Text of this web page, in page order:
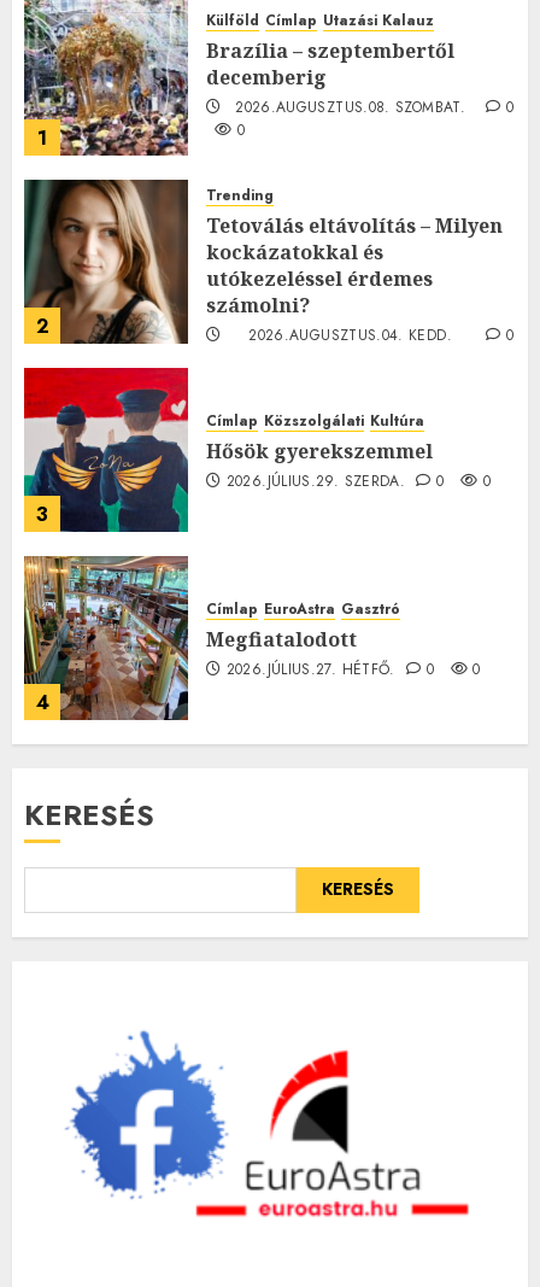
1
Külföld Címlap Utazási Kalauz
Brazília – szeptembertől
decemberig
2026.AUGUSZTUS.08. SZOMBAT.
0
0
2
Trending
Tetoválás eltávolítás – Milyen
kockázatokkal és
utókezeléssel érdemes
számolni?
2026.AUGUSZTUS.04. KEDD.
0
3
Címlap Közszolgálati Kultúra
Hősök gyerekszemmel
2026.JÚLIUS.29. SZERDA. 0 0
4
Címlap EuroAstra Gasztró
Megfiatalodott
2026.JÚLIUS.27. HÉTFŐ. 0 0
KERESÉS
KERESÉS